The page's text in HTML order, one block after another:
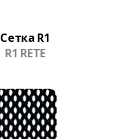
Сетка R1
R1 RETE